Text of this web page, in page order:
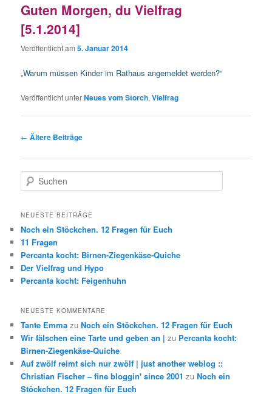
Guten Morgen, du Vielfrag
[5.1.2014]
Veröffentlicht am5. Januar 2014
„Warum müssen Kinder im Rathaus angemeldet werden?“
Veröffentlicht unterNeues vom Storch,Vielfrag
Beitragsnavigation
← Ältere Beiträge
Suchen
NEUESTE BEITRÄGE
Noch ein Stöckchen. 12 Fragen für Euch
11 Fragen
Percanta kocht: Birnen-Ziegenkäse-Quiche
Der Vielfrag und Hypo
Percanta kocht: Feigenhuhn
NEUESTE KOMMENTARE
Tante Emma zuNoch ein Stöckchen. 12 Fragen für Euch
Wir fälschen eine Tarte und geben an | zu Percanta kocht:
Birnen-Ziegenkäse-Quiche
Auf zwölf reimt sich nur zwölf | just another weblog ::
Christian Fischer – fine bloggin' since 2001 zuNoch ein
Stöckchen. 12 Fragen für Euch